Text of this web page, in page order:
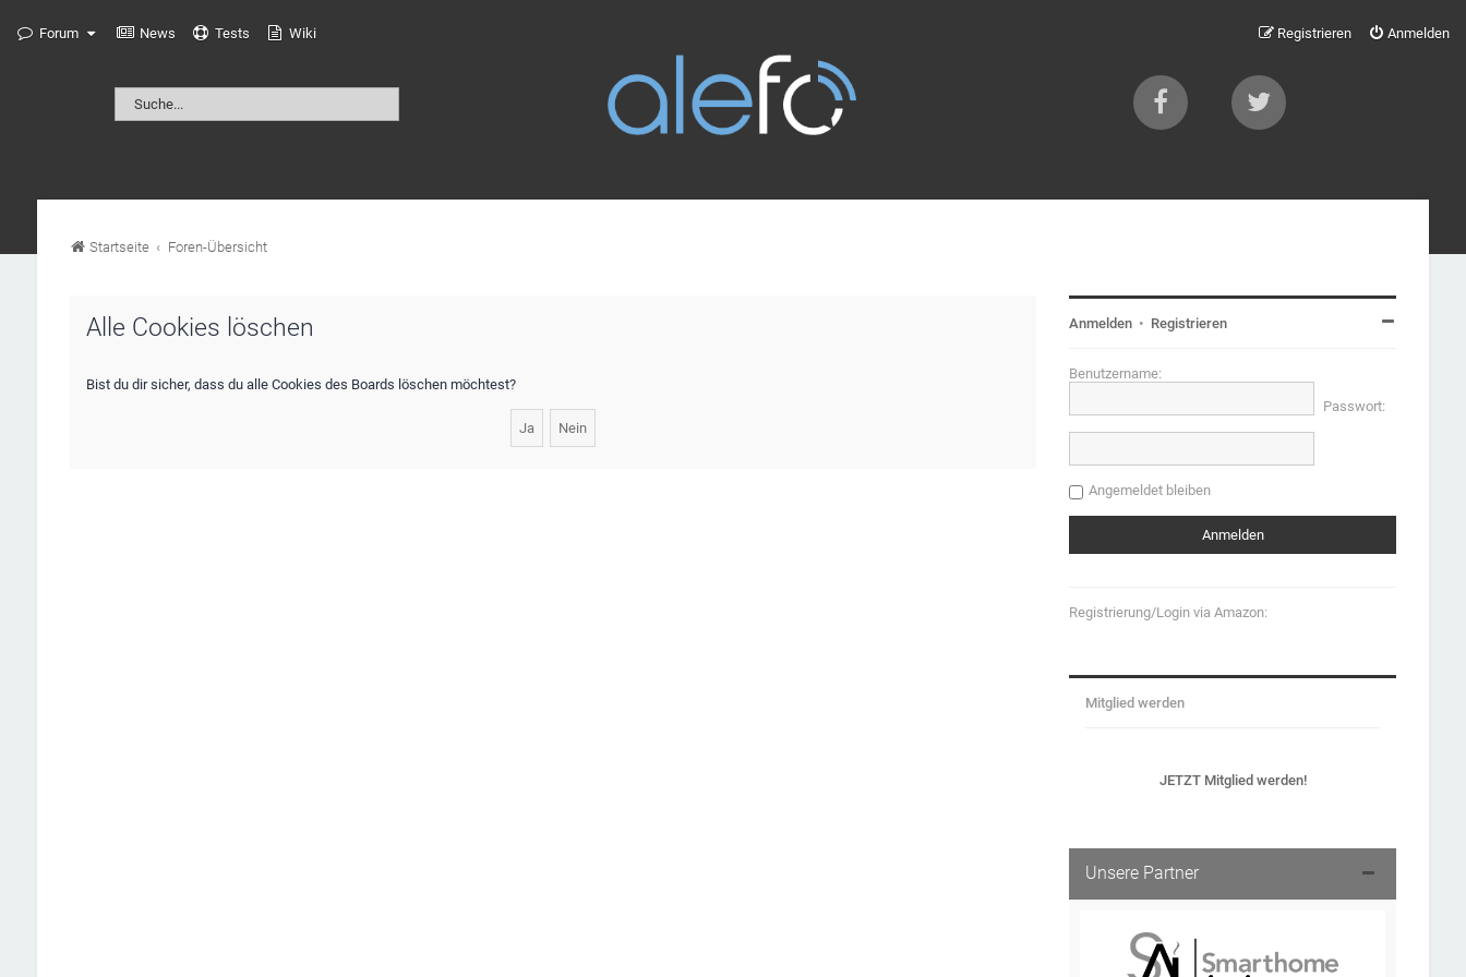
Forum News Tests Wiki Anmelden
Registrieren
Startseite Foren-Übersicht
Alle Cookies löschen
Bist du dir sicher, dass du alle Cookies des Boards löschen möchtest?
Anmelden • Registrieren
Benutzername:
Passwort:
Angemeldet bleiben
Registrierung/Login via Amazon:
Mitglied werden
JETZT Mitglied werden!
Unsere Partner